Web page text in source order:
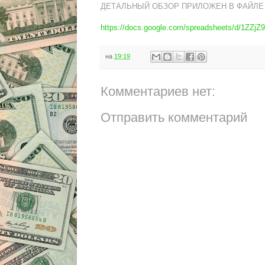
ДЕТАЛЬНЫЙ ОБЗОР ПРИЛОЖЕН В ФАЙЛЕ
https://docs.google.com/spreadsheets/d/
на 19:19
Комментариев нет:
Отправить комментарий